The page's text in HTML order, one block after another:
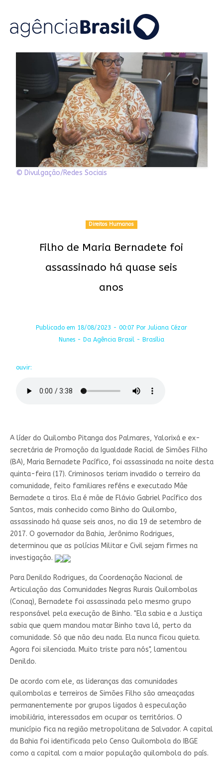
© Divulgação/Redes Sociais
Direitos Humanos
Filho de Maria Bernadete foi
assassinado há quase seis
anos
Publicado em 18/08/2023 - 00:07 Por Juliana Cézar
Nunes - Da Agência Brasil - Brasília
ouvir:
A líder do Quilombo Pitanga dos Palmares, Yalorixá e ex-
secretária de Promoção da Igualdade Racial de Simões Filho
(BA), Maria Bernadete Pacífico, foi assassinada na noite desta
quinta-feira (17). Criminosos teriam invadido o terreiro da
comunidade, feito familiares reféns e executado Mãe
Bernadete a tiros. Ela é mãe de Flávio Gabriel Pacífico dos
Santos, mais conhecido como Binho do Quilombo,
assassinado há quase seis anos, no dia 19 de setembro de
2017. O governador da Bahia, Jerônimo Rodrigues,
determinou que as polícias Militar e Civil sejam firmes na
investigação.
Para Denildo Rodrigues, da Coordenação Nacional de
Articulação das Comunidades Negras Rurais Quilombolas
(Conaq), Bernadete foi assassinada pelo mesmo grupo
responsável pela execução de Binho. "Ela sabia e a Justiça
sabia que quem mandou matar Binho tava lá, perto da
comunidade. Só que não deu nada. Ela nunca ficou quieta.
Agora foi silenciada. Muito triste para nós", lamentou
Denildo.
De acordo com ele, as lideranças das comunidades
quilombolas e terreiros de Simões Filho são ameaçadas
permanentemente por grupos ligados à especulação
imobiliária, interessados em ocupar os territórios. O
município fica na região metropolitana de Salvador. A capital
da Bahia foi identificada pelo Censo Quilombola do IBGE
como a capital com a maior população quilombola do país.